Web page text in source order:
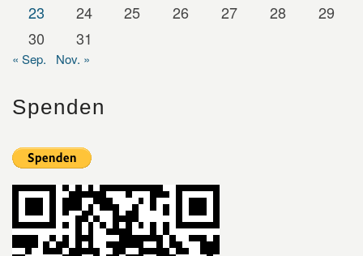
23
24 25 26 27 28
29
30
31
« Sep. Nov. »
Spenden